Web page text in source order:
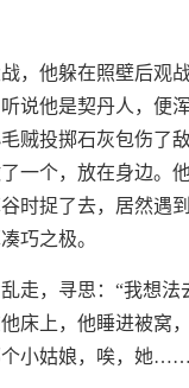
，他躲在照壁后观
说他是契丹人，便
贼投掷石灰包伤了
一个，放在身边。
时捉了去，居然遇
巧之极。
走，寻思：“我想法
床上，他睡进被窝
小姑娘，唉，她……